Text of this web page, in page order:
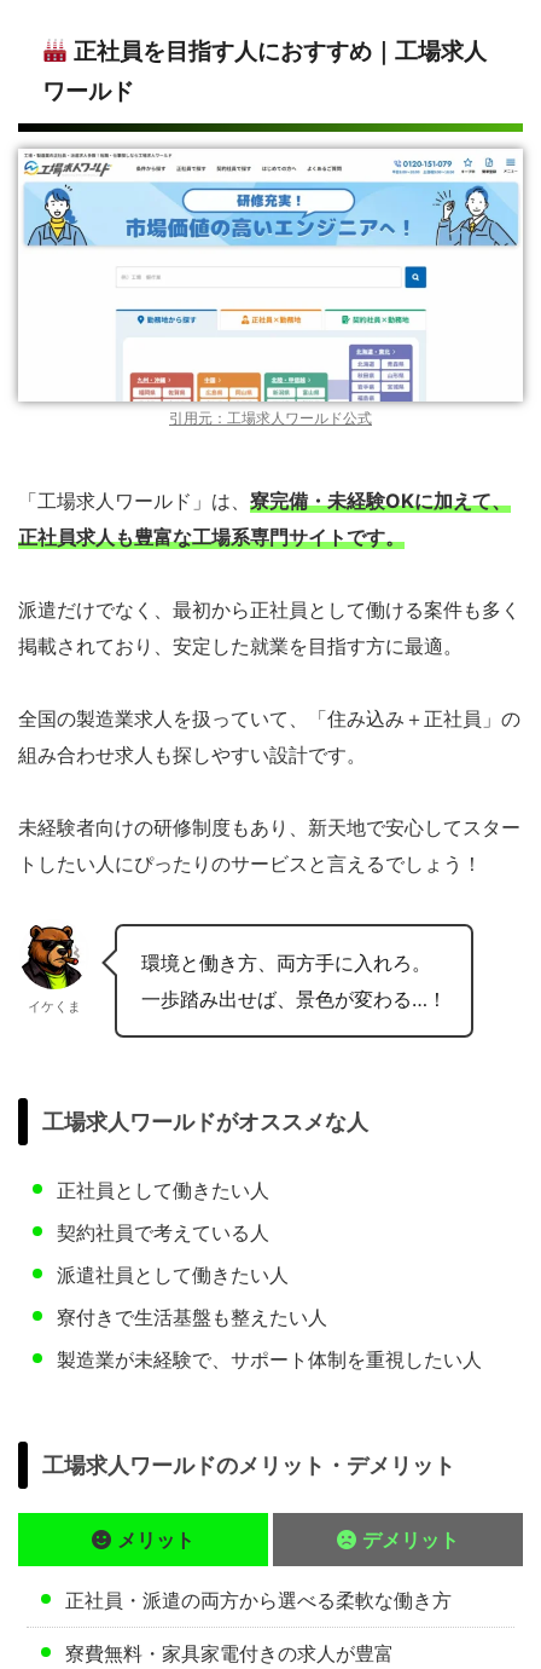
正社員を目指す人におすすめ｜工場求人
ワールド
引用元：工場求人ワールド公式
「工場求人ワールド」は、 寮完備・未経験OKに加えて、
正社員求人も豊富な工場系専門サイトです。
派遣だけでなく、最初から正社員として働ける案件も多く
掲載されており、安定した就業を目指す方に最適。
全国の製造業求人を扱っていて、「住み込み＋正社員」の
組み合わせ求人も探しやすい設計です。
未経験者向けの研修制度もあり、新天地で安心してスター
トしたい人にぴったりのサービスと言えるでしょう！
イケくま
環境と働き方、両方手に入れろ。
一歩踏み出せば、景色が変わる…！
工場求人ワールドがオススメな人
正社員として働きたい人
契約社員で考えている人
派遣社員として働きたい人
寮付きで生活基盤も整えたい人
製造業が未経験で、サポート体制を重視したい人
工場求人ワールドのメリット・デメリット
メリット デメリット
正社員・派遣の両方から選べる柔軟な働き方
寮費無料・家具家電付きの求人が豊富